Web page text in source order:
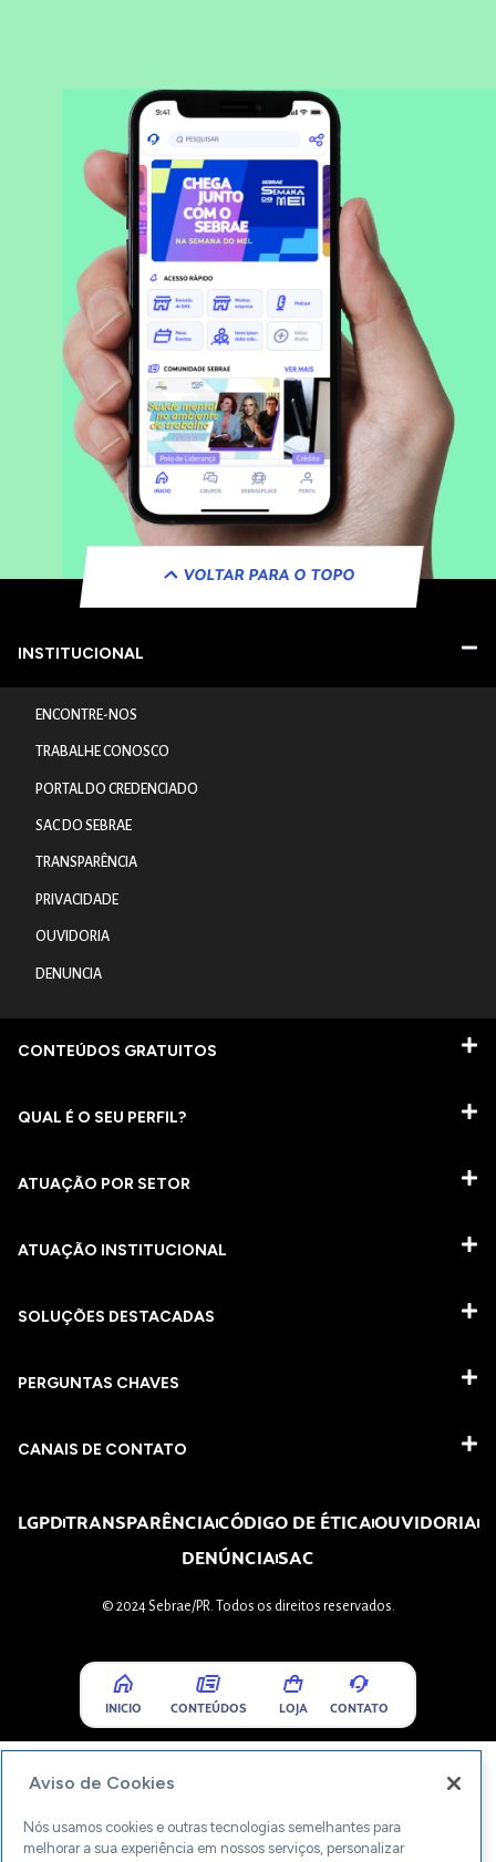
VOLTAR PARA O TOPO
INSTITUCIONAL
ENCONTRE-NOS
TRABALHE CONOSCO
PORTAL DO CREDENCIADO
SAC DO SEBRAE
TRANSPARÊNCIA
PRIVACIDADE
OUVIDORIA
DENUNCIA
CONTEÚDOS GRATUITOS
QUAL É O SEU PERFIL?
ATUAÇÃO POR SETOR
ATUAÇÃO INSTITUCIONAL
SOLUÇÕES DESTACADAS
PERGUNTAS CHAVES​
CANAIS DE CONTATO
LGPDTRANSPARÊNCIACÓDIGO DE ÉTICAOUVIDORIA
DENÚNCIASAC
© 2024 Sebrae/PR. Todos os direitos reservados.
INICIO CONTEÚDOS LOJA CONTATO
Aviso de Cookies
Nós usamos cookies e outras tecnologias semelhantes para
melhorar a sua experiência em nossos serviços, personalizar